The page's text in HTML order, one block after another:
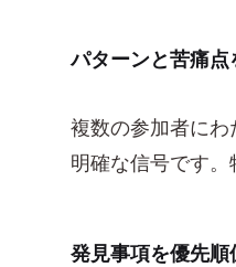
パターンと苦痛点
複数の参加者に
明確な信号です
発見事項を優先順